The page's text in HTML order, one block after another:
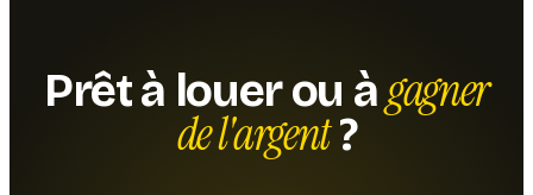
Prêt à louer ou àgagner
de l'argent?